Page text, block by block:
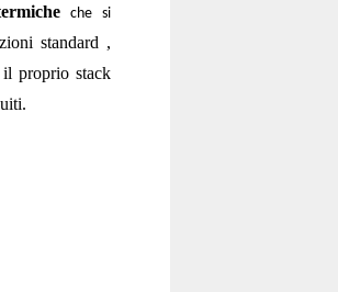
che si
standard ,
proprio stack